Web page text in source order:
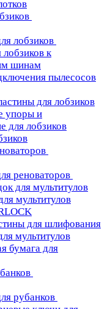
лобзиков
к
шинам
пылесосов
для лобзиков
упоры и
для лобзиков
реноваторов
для мультитулов
мультитулов
для шлифования
мультитулов
бумага для
рубанков